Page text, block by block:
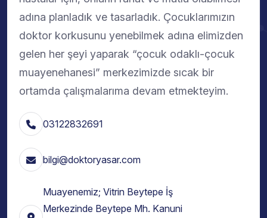
adına planladık ve tasarladık. Çocuklarımızın
doktor korkusunu yenebilmek adına elimizden
gelen her şeyi yaparak “çocuk odaklı-çocuk
muayenehanesi” merkezimizde sıcak bir
ortamda çalışmalarıma devam etmekteyim.
03122832691
bilgi@doktoryasar.com
Muayenemiz; Vitrin Beytepe İş
Merkezinde Beytepe Mh. Kanuni